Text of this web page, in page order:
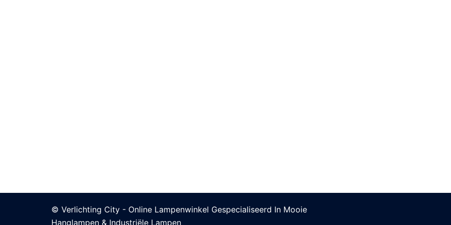
© Verlichting City - Online Lampenwinkel Gespecialiseerd In Mooie
Hanglampen & Industriële Lampen